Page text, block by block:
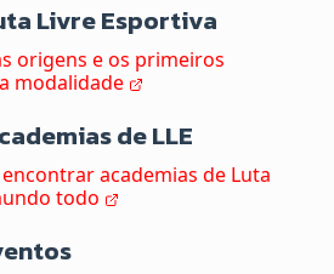
Livre Esportiva
origens e os primeiros
modalidade
de LLE
academias de Luta
todo